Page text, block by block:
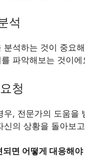
석
분석하는 것이 중요
파악해보는 것이에
청
우, 전문가의 도움
신의 상황을 돌아보
면 어떻게 대응해